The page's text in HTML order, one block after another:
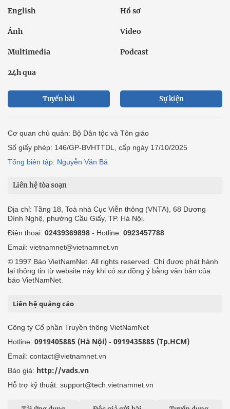
English Hồ sơ
Ảnh Video
Multimedia Podcast
24h qua
Tuyến bài Sự kiện
Cơ quan chủ quản: Bộ Dân tộc và Tôn giáo
Số giấy phép: 146/GP-BVHTTDL, cấp ngày 17/10/2025
Tổng biên tập: Nguyễn Văn Bá
Liên hệ tòa soạn
Địa chỉ: Tầng 18, Toà nhà Cục Viễn thông (VNTA), 68 Dương
Đình Nghệ, phường Cầu Giấy, TP. Hà Nội.
Điện thoại: 02439369898 - Hotline: 0923457788
Email: vietnamnet@vietnamnet.vn
© 1997 Báo VietNamNet. All rights reserved. Chỉ được phát hành
lại thông tin từ website này khi có sự đồng ý bằng văn bản của
báo VietNamNet.
Liên hệ quảng cáo
Công ty Cổ phần Truyền thông VietNamNet
Hotline: 0919405885 (Hà Nội) - 0919435885 (Tp.HCM)
Email: contact@vietnamnet.vn
Báo giá: http://vads.vn
Hỗ trợ kỹ thuật: support@tech.vietnamnet.vn